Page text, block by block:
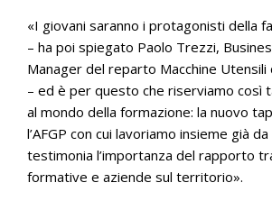
«I giovani saranno i protagonisti della
– ha poi spiegato Paolo Trezzi,
Manager del reparto Macchine Utensili
– ed è per questo che riserviamo così
al mondo della formazione: la nuovo
l’AFGP con cui lavoriamo insieme già
testimonia l’importanza del rapporto
formative e aziende sul territorio».